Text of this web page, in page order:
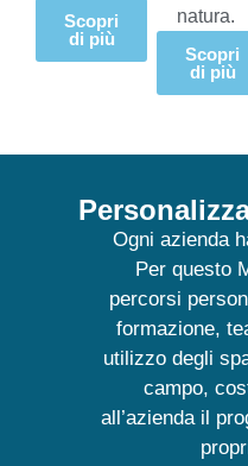
Scopri
di più
natura.
Scopri
di più
Ogni azienda
Per questo
percorsi
formazione,
utilizzo degli
campo,
all’azienda il